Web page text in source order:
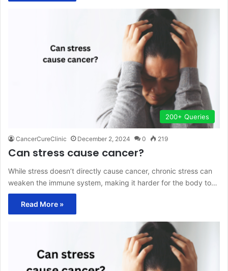
200+ Queries
CancerCureClinic December 2, 2024 0 219
Can stress cause cancer?
While stress doesn’t directly cause cancer, chronic stress can
weaken the immune system, making it harder for the body to…
Read More »